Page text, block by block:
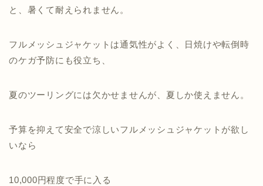
と、暑くて耐えられません。
フルメッシュジャケットは通気性がよく、日焼けや転倒時
のケガ予防にも役立ち、
夏のツーリングには欠かせませんが、夏しか使えません。
予算を抑えて安全で涼しいフルメッシュジャケットが欲し
いなら
10,000円程度で手に入る